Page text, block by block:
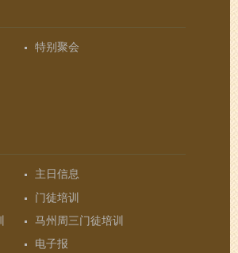
特别聚会
主日信息
门徒培训
马州周三门徒培训
电子报